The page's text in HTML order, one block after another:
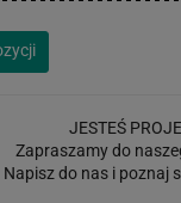
JESTEŚ
Zapraszamy do
Napisz do nas i poznaj